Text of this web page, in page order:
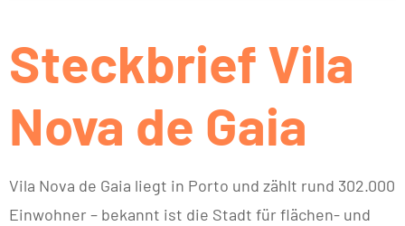
Steckbrief Vila
Nova de Gaia
Vila Nova de Gaia liegt in Porto und zählt rund 302.000
Einwohner – bekannt ist die Stadt für flächen- und